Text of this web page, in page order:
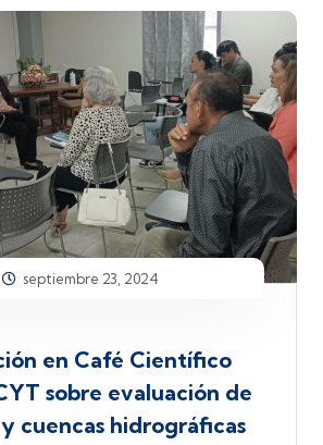
septiembre 23, 2024
en Café Científico
sobre evaluación de
cuencas hidrográficas